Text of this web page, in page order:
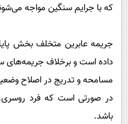
که با جرایم سنگین مواجه
جریمه عابرین متخلف بخش
داده است و برخلاف جریمه‌های
مسامحه و تدریج در اصلاح
در صورتی است که فرد
باشد.